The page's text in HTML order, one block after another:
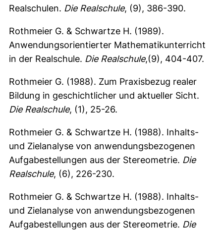
Realschulen. Die Realschule, (9), 386-390.
Rothmeier G. & Schwartze H. (1989).
Anwendungsorientierter Mathematikunterricht
in der Realschule. Die Realschule,(9), 404-407.
Rothmeier G. (1988). Zum Praxisbezug realer
Bildung in geschichtlicher und aktueller Sicht.
Die Realschule, (1), 25-26.
Rothmeier G. & Schwartze H. (1988). Inhalts-
und Zielanalyse von anwendungsbezogenen
Aufgabestellungen aus der Stereometrie. Die
Realschule, (6), 226-230.
Rothmeier G. & Schwartze H. (1988). Inhalts-
und Zielanalyse von anwendungsbezogenen
Aufgabestellungen aus der Stereometrie. Die